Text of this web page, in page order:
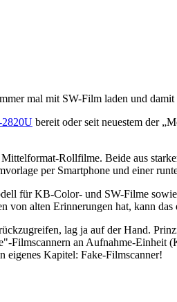
mal mit SW-Film laden und damit
bereit oder seit neuestem der
Rollfilme. Beide aus
per Smartphone und einer
für KB-Color- und SW-Filme
von alten Erinnerungen hat, kann
lag ja auf der Hand.
Filmscannern an Aufnahme-
eigenes Kapitel: Fake-Filmscanner!